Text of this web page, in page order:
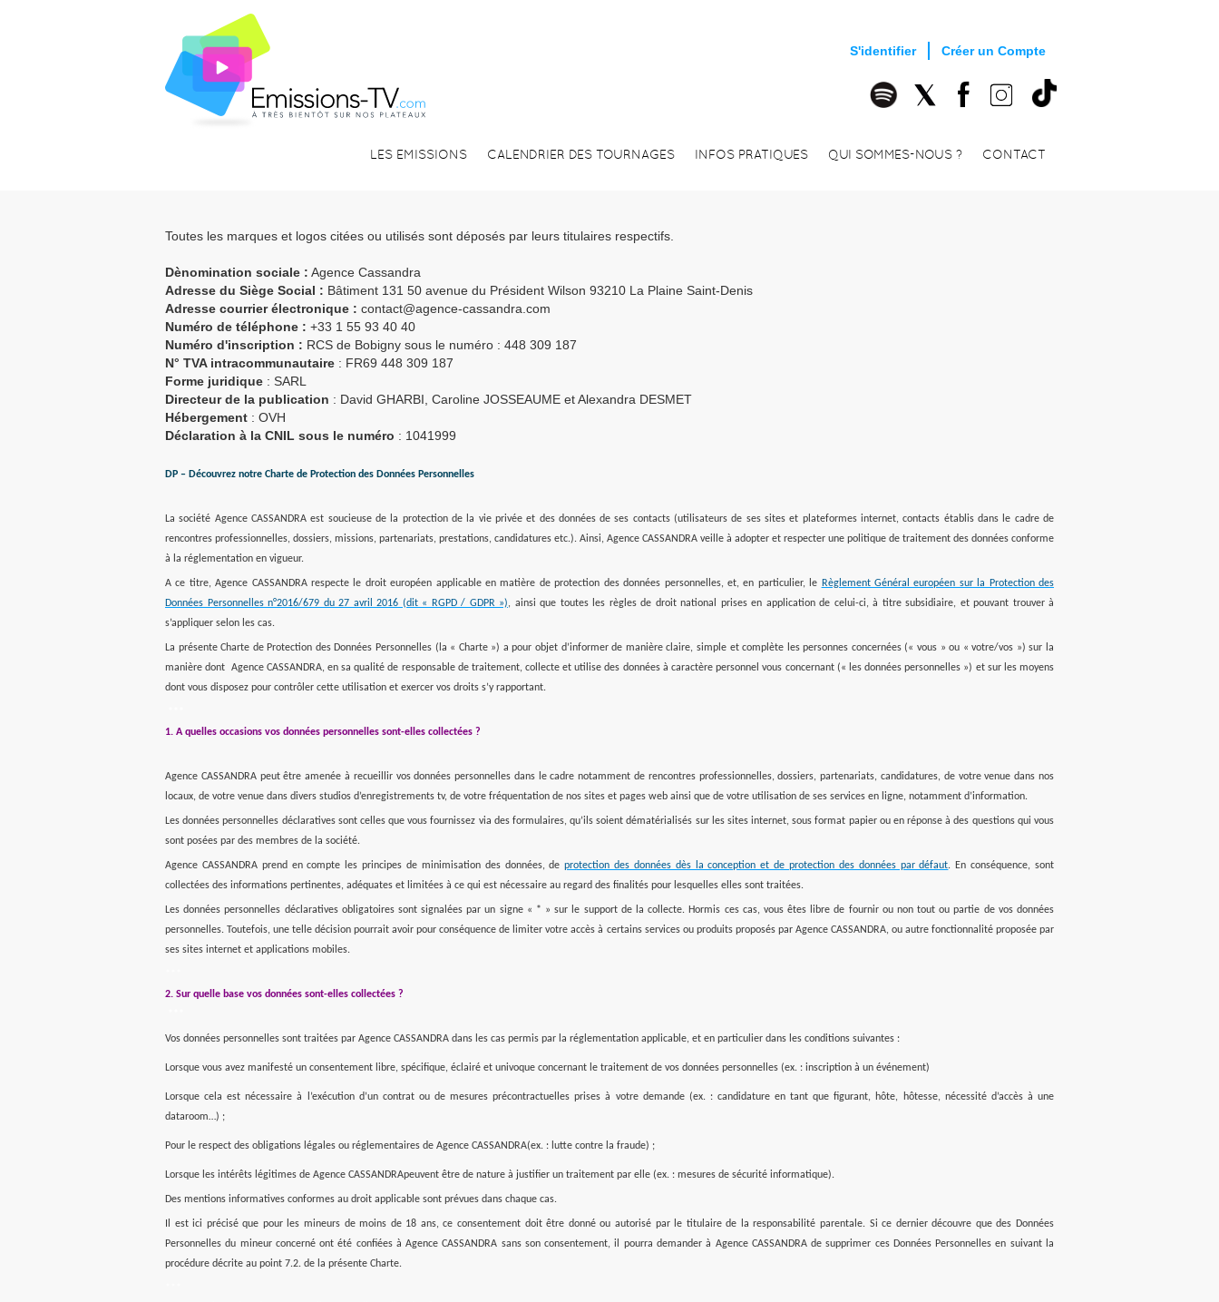
S'identifier Créer un Compte
LES EMISSIONS CALENDRIER DES TOURNAGES INFOS PRATIQUES QUI SOMMES-NOUS ? CONTACT
Toutes les marques et logos citées ou utilisés sont déposés par leurs titulaires respectifs.
Dènomination sociale : Agence Cassandra
Adresse du Siège Social : Bâtiment 131 50 avenue du Président Wilson 93210 La Plaine Saint-Denis
Adresse courrier électronique : contact@agence-cassandra.com
Numéro de téléphone : +33 1 55 93 40 40
Numéro d'inscription : RCS de Bobigny sous le numéro : 448 309 187
N° TVA intracommunautaire : FR69 448 309 187
Forme juridique : SARL
Directeur de la publication : David GHARBI, Caroline JOSSEAUME et Alexandra DESMET
Hébergement : OVH
Déclaration à la CNIL sous le numéro : 1041999
DP – Découvrez notre Charte de Protection des Données Personnelles
La société Agence CASSANDRA est soucieuse de la protection de la vie privée et des données de ses contacts (utilisateurs de ses sites et plateformes internet, contacts établis dans le cadre de
rencontres professionnelles, dossiers, missions, partenariats, prestations, candidatures etc.). Ainsi, Agence CASSANDRA veille à adopter et respecter une politique de traitement des données conforme
à la réglementation en vigueur.
A ce titre, Agence CASSANDRA respecte le droit européen applicable en matière de protection des données personnelles, et, en particulier, le Règlement Général européen sur la Protection des
Données Personnelles n°2016/679 du 27 avril 2016 (dit « RGPD / GDPR »), ainsi que toutes les règles de droit national prises en application de celui-ci, à titre subsidiaire, et pouvant trouver à
s’appliquer selon les cas.
La présente Charte de Protection des Données Personnelles (la « Charte ») a pour objet d’informer de manière claire, simple et complète les personnes concernées (« vous » ou « votre/vos ») sur la
manière dont Agence CASSANDRA, en sa qualité de responsable de traitement, collecte et utilise des données à caractère personnel vous concernant (« les données personnelles ») et sur les moyens
dont vous disposez pour contrôler cette utilisation et exercer vos droits s’y rapportant.
1. A quelles occasions vos données personnelles sont-elles collectées ?
Agence CASSANDRA peut être amenée à recueillir vos données personnelles dans le cadre notamment de rencontres professionnelles, dossiers, partenariats, candidatures, de votre venue dans nos
locaux, de votre venue dans divers studios d’enregistrements tv, de votre fréquentation de nos sites et pages web ainsi que de votre utilisation de ses services en ligne, notamment d’information.
Les données personnelles déclaratives sont celles que vous fournissez via des formulaires, qu’ils soient dématérialisés sur les sites internet, sous format papier ou en réponse à des questions qui vous
sont posées par des membres de la société.
Agence CASSANDRA prend en compte les principes de minimisation des données, deprotection des données dès la conception et de protection des données par défaut. En conséquence, sont
collectées des informations pertinentes, adéquates et limitées à ce qui est nécessaire au regard des finalités pour lesquelles elles sont traitées.
Les données personnelles déclaratives obligatoires sont signalées par un signe « * » sur le support de la collecte. Hormis ces cas, vous êtes libre de fournir ou non tout ou partie de vos données
personnelles. Toutefois, une telle décision pourrait avoir pour conséquence de limiter votre accès à certains services ou produits proposés par Agence CASSANDRA, ou autre fonctionnalité proposée par
ses sites internet et applications mobiles.
2. Sur quelle base vos données sont-elles collectées ?
Vos données personnelles sont traitées par Agence CASSANDRA dans les cas permis par la réglementation applicable, et en particulier dans les conditions suivantes :
Lorsque vous avez manifesté un consentement libre, spécifique, éclairé et univoque concernant le traitement de vos données personnelles (ex. : inscription à un événement)
Lorsque cela est nécessaire à l’exécution d’un contrat ou de mesures précontractuelles prises à votre demande (ex. : candidature en tant que figurant, hôte, hôtesse, nécessité d’accès à une
dataroom…) ;
Pour le respect des obligations légales ou réglementaires de Agence CASSANDRA(ex. : lutte contre la fraude) ;
Lorsque les intérêts légitimes de Agence CASSANDRApeuvent être de nature à justifier un traitement par elle (ex. : mesures de sécurité informatique).
Des mentions informatives conformes au droit applicable sont prévues dans chaque cas.
Il est ici précisé que pour les mineurs de moins de 18 ans, ce consentement doit être donné ou autorisé par le titulaire de la responsabilité parentale. Si ce dernier découvre que des Données
Personnelles du mineur concerné ont été confiées à Agence CASSANDRA sans son consentement, il pourra demander à Agence CASSANDRA de supprimer ces Données Personnelles en suivant la
procédure décrite au point 7.2. de la présente Charte.